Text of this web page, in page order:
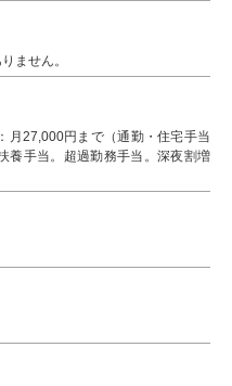
ません。
月27,000円まで（通勤・住宅手当
養手当。超過勤務手当。深夜割増